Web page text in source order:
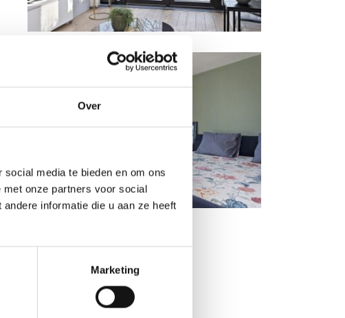
Over
media te bieden en om ons
onze partners voor social
informatie die u aan ze heeft
Marketing